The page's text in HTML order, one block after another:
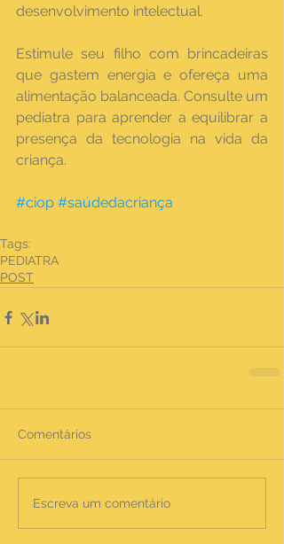
desenvolvimento intelectual.
Estimule seu filho com brincadeiras
que gastem energia e ofereça uma
alimentação balanceada. Consulte um
pediatra para aprender a equilibrar a
presença da tecnologia na vida da
criança.
#ciop #saúdedacriança
Tags:
PEDIATRA
POST
Comentários
Escreva um comentário